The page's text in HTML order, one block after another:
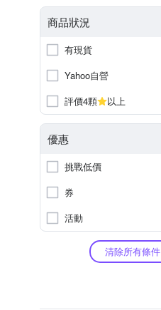
商品狀況
有現貨
Yahoo自營
評價4顆
以上
優惠
挑戰低價
券
活動
清除所有條件